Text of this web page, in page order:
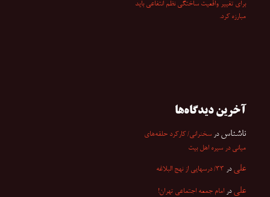
برای تغییر واقعیت ساختگی نظم انتفاعی باید
مبارزه کرد.
آخرین دیدگاه‌ها
ناشناس در سخنرانی/ کارکرد حلقه‌های
میانی در سیره اهل بیت
علی در ۳۳/ درسهایی از نهج البلاغه
علی در امام جمعه اجتماعی تهران!